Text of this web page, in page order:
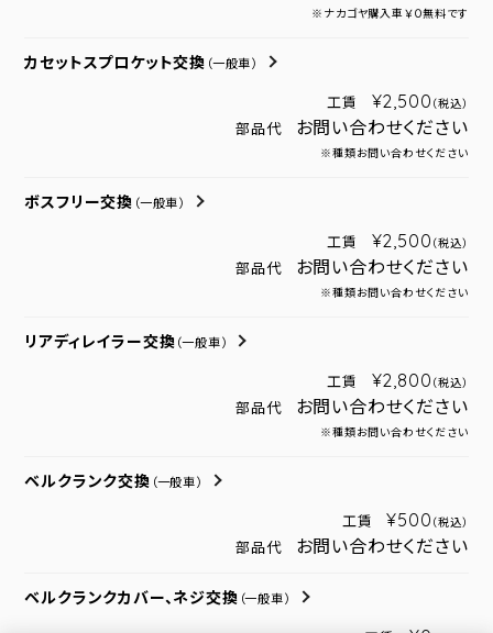
※ナカゴヤ購入車￥０無料です
カセットスプロケット交換 （一般車）
工賃 ¥2,500 （税込）
部品代 お問い合わせください
※種類お問い合わせください
ボスフリー交換 （一般車）
工賃 ¥2,500 （税込）
部品代 お問い合わせください
※種類お問い合わせください
リアディレイラー交換 （一般車）
工賃 ¥2,800 （税込）
部品代 お問い合わせください
※種類お問い合わせください
ベルクランク交換 （一般車）
工賃 ¥500 （税込）
部品代 お問い合わせください
ベルクランクカバー、ネジ交換 （一般車）